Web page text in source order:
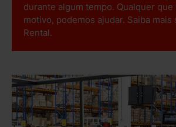
durante algum tempo. Qualquer que
motivo, podemos ajudar. Saiba mais
Rental.